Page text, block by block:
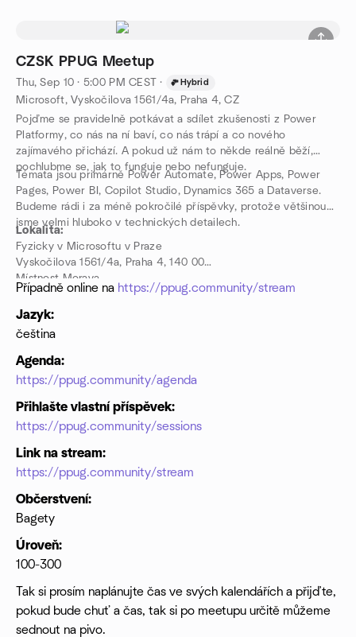
CZSK PPUG Meetup
Thu, Sep 10 · 5:00 PM CEST · Hybrid
Microsoft, Vyskočilova 1561/4a, Praha 4, CZ
Pojďme se pravidelně potkávat a sdílet zkušenosti z Power
Platformy, co nás na ní baví, co nás trápí a co nového
zajímavého přichází. A pokud už nám to někde reálně běží,
pochlubme se, jak to funguje nebo nefunguje.
Témata jsou primárně Power Automate, Power Apps, Power
Pages, Power BI, Copilot Studio, Dynamics 365 a Dataverse.
Budeme rádi i za méně pokročilé příspěvky, protože většinou
jsme velmi hluboko v technických detailech.
Lokalita:
Fyzicky v Microsoftu v Praze
Vyskočilova 1561/4a, Praha 4, 140 00
Místnost Morava
Případně online na https://ppug.community/stream
Jazyk:
čeština
Agenda:
https://ppug.community/agenda
Přihlašte vlastní příspěvek:
https://ppug.community/sessions
Link na stream:
https://ppug.community/stream
Občerstvení:
Bagety
Úroveň:
100-300
Tak si prosím naplánujte čas ve svých kalendářích a přijďte,
pokud bude chuť a čas, tak si po meetupu určitě můžeme
sednout na pivo.